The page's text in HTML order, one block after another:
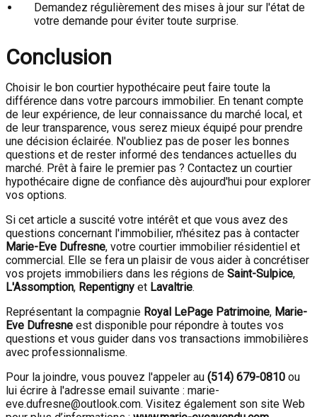
Demandez régulièrement des mises à jour sur l'état de
votre demande pour éviter toute surprise.
Conclusion
Choisir le bon courtier hypothécaire peut faire toute la
différence dans votre parcours immobilier. En tenant compte
de leur expérience, de leur connaissance du marché local, et
de leur transparence, vous serez mieux équipé pour prendre
une décision éclairée. N'oubliez pas de poser les bonnes
questions et de rester informé des tendances actuelles du
marché. Prêt à faire le premier pas ? Contactez un courtier
hypothécaire digne de confiance dès aujourd'hui pour explorer
vos options.
Si cet article a suscité votre intérêt et que vous avez des
questions concernant l'immobilier, n'hésitez pas à contacter
Marie-Eve Dufresne, votre courtier immobilier résidentiel et
commercial. Elle se fera un plaisir de vous aider à concrétiser
vos projets immobiliers dans les régions de Saint-Sulpice,
L'Assomption, Repentigny et Lavaltrie.
Représentant la compagnie Royal LePage Patrimoine, Marie-
Eve Dufresne est disponible pour répondre à toutes vos
questions et vous guider dans vos transactions immobilières
avec professionnalisme.
Pour la joindre, vous pouvez l'appeler au (514) 679-0810 ou
lui écrire à l'adresse email suivante : marie-
eve.dufresne@outlook.com. Visitez également son site Web